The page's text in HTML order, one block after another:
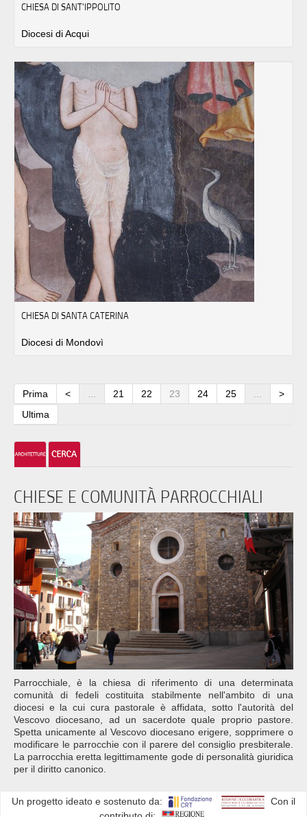
CHIESA DI SANT'IPPOLITO
Diocesi di Acqui
CHIESA DI SANTA CATERINA
Diocesi di Mondovì
Prima < ... 21 22 23 24 25 ...
>
Ultima
CHIESE E COMUNITÀ PARROCCHIALI
Parrocchiale, è la chiesa di riferimento di una determinata
comunità di fedeli costituita stabilmente nell'ambito di una
diocesi e la cui cura pastorale è affidata, sotto l'autorità del
Vescovo diocesano, ad un sacerdote quale proprio pastore.
Spetta unicamente al Vescovo diocesano erigere, sopprimere o
modificare le parrocchie con il parere del consiglio presbiterale.
La parrocchia eretta legittimamente gode di personalità giuridica
per il diritto canonico.
Un progetto ideato e sostenuto da:
Con il